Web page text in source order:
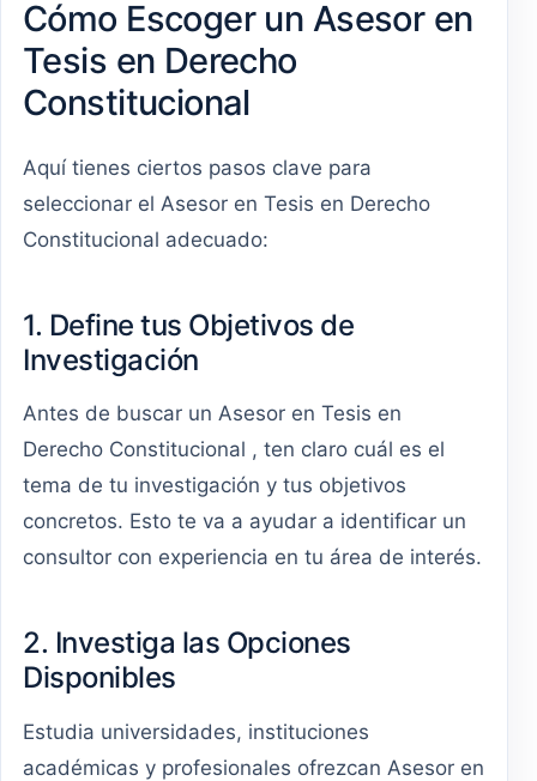
Cómo Escoger un Asesor en
Tesis en Derecho
Constitucional
Aquí tienes ciertos pasos clave para
seleccionar el Asesor en Tesis en Derecho
Constitucional adecuado:
1. Define tus Objetivos de
Investigación
Antes de buscar un Asesor en Tesis en
Derecho Constitucional , ten claro cuál es el
tema de tu investigación y tus objetivos
concretos. Esto te va a ayudar a identificar un
consultor con experiencia en tu área de interés.
2. Investiga las Opciones
Disponibles
Estudia universidades, instituciones
académicas y profesionales ofrezcan Asesor en